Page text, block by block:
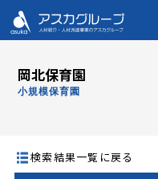
岡北保育園
小規模保育園
検索結果一覧に戻る